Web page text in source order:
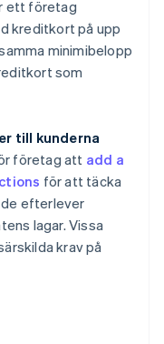
ett företag
kreditkort på upp
minimibelopp
som
till kunderna
företag att add a
för att täcka
efterlever
lagar. Vissa
krav på